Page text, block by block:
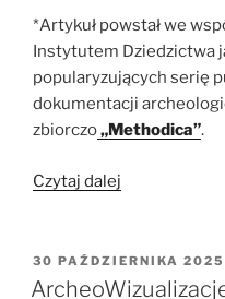
*Artykuł powstał we
Instytutem Dziedzictwa
popularyzujących serię
dokumentacji
zbiorczo„Methodica”.
Czytaj dalej
w
notesie
OPUBLIKOWANE
W
30 PAŹDZIERNIKA 2025